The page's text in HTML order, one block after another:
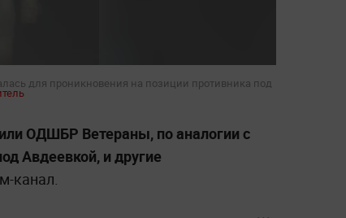
для проникновения на позиции противника под
ОДШБР Ветераны, по аналогии с
Авдеевкой, и другие
канал.